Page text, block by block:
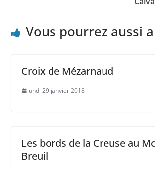
Vous pourrez aussi
Croix de Mézarnaud
lundi 29 janvier 2018
Les bords de la Creuse au
Breuil